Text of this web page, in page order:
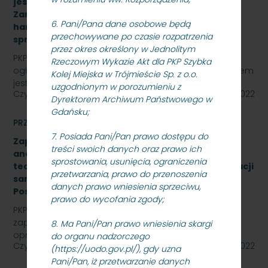
6. Pani/Pana dane osobowe będą
przechowywane po czasie rozpatrzenia
przez okres określony w Jednolitym
Rzeczowym Wykazie Akt dla PKP Szybka
Kolej Miejska w Trójmieście Sp. z o.o.
uzgodnionym w porozumieniu z
Dyrektorem Archiwum Państwowego w
Gdańsku;
7. Posiada Pani/Pan prawo dostępu do
treści swoich danych oraz prawo ich
sprostowania, usunięcia, ograniczenia
przetwarzania, prawo do przenoszenia
danych prawo wniesienia sprzeciwu,
prawo do wycofania zgody;
8. Ma Pani/Pan prawo wniesienia skargi
do organu nadzorczego
(https://uodo.gov.pl/), gdy uzna
Pani/Pan, iż przetwarzanie danych
Zamawiającego – 9.525 szt. żeliwnych wstawek
hamulcowych z dylatacjami typu DO-B-380, znak
sprawy: SKMMU.086.57.22
PKP SZYBKA KOLEJ MIEJSKA W TRÓJMIEŚCIE Sp. z o.o.
ogłasza przetarg nieograniczony, którego przedmiotem
jest „sukcesywna dostawa do siedziby odbiorcy…
Czytaj dalej
26 października 2022
PRZETARGI
Zapytanie ofertowe na wykonanie opracowania
analizy formalno-prawnej wraz z koncepcją
techniczną na rozbudowę i modernizację kanalizacji
sanitarnej obiektu A-13 na stacji Gdynia Cisowa
Postojowa.
PKP Szybka Kolej Miejska w Trójmieście Sp. z o.o.
zaprasza do złożenia oferty cenowej na wykonanie
opracowania analizy formalno-prawnej wraz z…
Czytaj dalej
26 października 2022